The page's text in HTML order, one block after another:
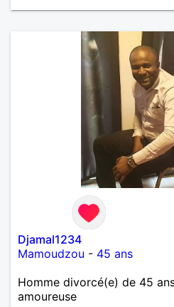
Djamal1234
Mamoudzou - 45 ans
Homme divorcé(e) de 45
amoureuse